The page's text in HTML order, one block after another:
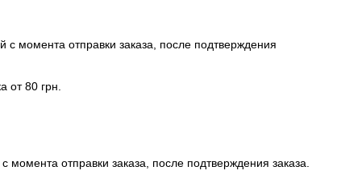
с момента отправки заказа, после подтверждения
от 80 грн.
отправки заказа, после подтверждения заказа.